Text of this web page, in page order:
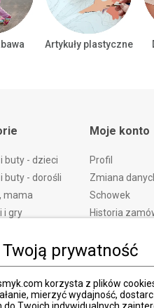
prywatność
korzysta z plików
mierzyć wydajność,
Artykuły plastyczne
buty - dzieci
buty - dorośli
mama
i gry
i uroda
Moje konto
Profil
Zmiana
Schowek
Historia
Polityka
Ustawienia
Śledzenie